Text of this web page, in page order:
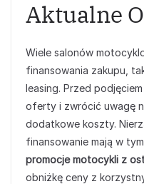
Aktualne
Wiele salonów
finansowania zakupu,
leasing. Przed
oferty i zwrócić uwagę
dodatkowe koszty.
finansowanie mają w
promocje motocykli z
obniżkę ceny z